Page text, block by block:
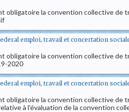
obligatoire la convention collective de
emploi, travail et concertation
obligatoire la convention collective de
2020
emploi, travail et concertation
obligatoire la convention collective de
à l'évaluation de la convention